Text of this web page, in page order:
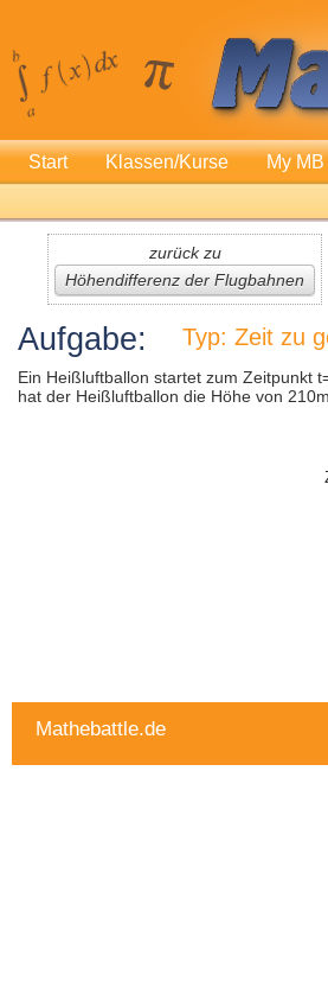
Start Klassen/Kurse My MB
zurück zu
Höhendifferenz der Flugbahnen
Aufgabe: Typ: Zeit zu
Ein Heißluftballon startet zum Zeitpunkt
hat der Heißluftballon die Höhe von
Mathebattle.de